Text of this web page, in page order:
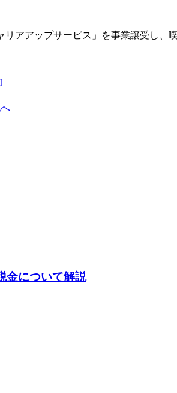
アアップサービス」を事業譲受し
金について解説